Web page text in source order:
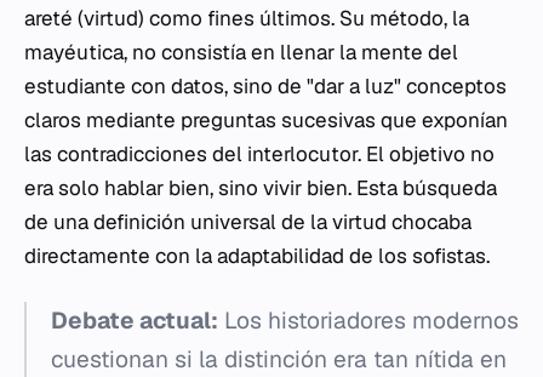
areté (virtud) como fines últimos. Su método, la
mayéutica, no consistía en llenar la mente del
estudiante con datos, sino de "dar a luz" conceptos
claros mediante preguntas sucesivas que exponían
las contradicciones del interlocutor. El objetivo no
era solo hablar bien, sino vivir bien. Esta búsqueda
de una definición universal de la virtud chocaba
directamente con la adaptabilidad de los sofistas.
Debate actual: Los historiadores modernos
cuestionan si la distinción era tan nítida en